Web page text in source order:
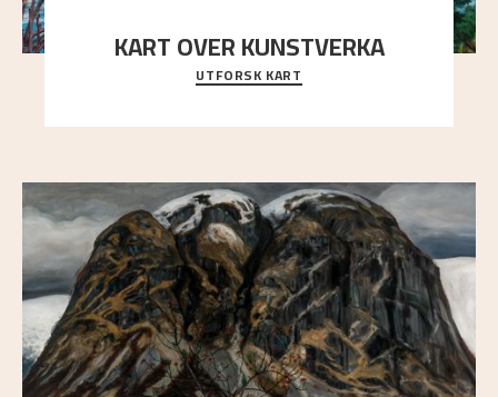
KART OVER KUNSTVERKA
Utforsk stedene og utsiktene i Astrups malerier
UTFORSK KART